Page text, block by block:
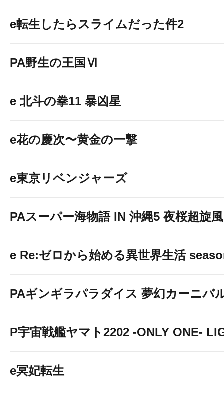
e転生したらスライムだった件2
PA野生の王国Ⅵ
e 北斗の拳11 暴凶星
e花の慶次〜黄金の一撃
e東京リベンジャーズ
PAスーパー海物語 IN 沖縄5 夜桜超旋
e Re:ゼロから始める異世界生活
PAギンギラパラダイス 夢幻カーニバ
P宇宙戦艦ヤマト2202 -ONLY ONE-
e冥妃転生